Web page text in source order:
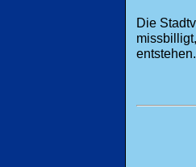
Die
entstehen.